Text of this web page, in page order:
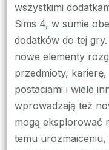
wszystkimi
Sims 4, w sumie
dodatków do tej
nowe elementy
przedmioty,
postaciami i wiele
wprowadzają też
mogą eksplorować
temu urozmaiceniu,